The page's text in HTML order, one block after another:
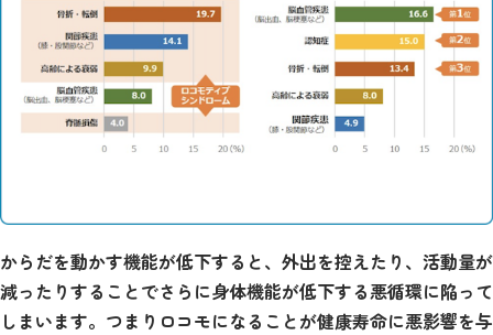
からだを動かす機能が低下すると、外出を控えたり、活動量が
減ったりすることでさらに身体機能が低下する悪循環に陥って
しまいます。つまりロコモになることが健康寿命に悪影響を与